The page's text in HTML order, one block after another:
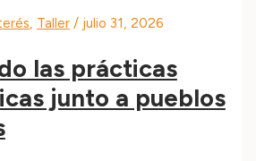
, Taller/ julio 31, 2026
las prácticas
junto a pueblos